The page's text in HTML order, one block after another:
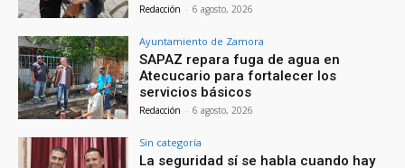
Redacción - 6 agosto, 2026
Ayuntamiento de Zamora
SAPAZ repara fuga de agua en
Atecucario para fortalecer los
servicios básicos
Redacción - 6 agosto, 2026
Sin categoría
La seguridad sí se habla cuando hay